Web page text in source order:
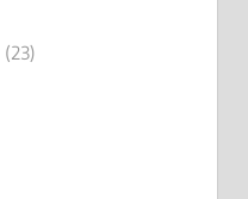
(23)